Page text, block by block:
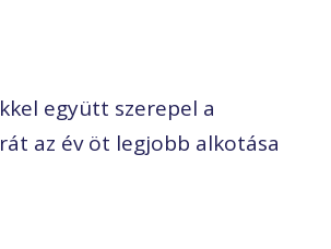
együtt szerepel a
az év öt legjobb alkotása